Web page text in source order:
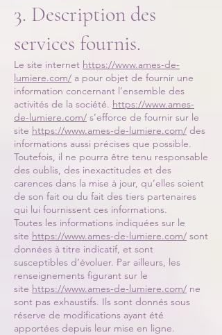
3. Description des
services fournis.
Le site internet https://www.ames-de-
lumiere.com/ a pour objet de fournir une
information concernant l’ensemble des
activités de la société. https://www.ames-
de-lumiere.com/ s’efforce de fournir sur le
site https://www.ames-de-lumiere.com/ des
informations aussi précises que possible.
Toutefois, il ne pourra être tenu responsable
des oublis, des inexactitudes et des
carences dans la mise à jour, qu’elles soient
de son fait ou du fait des tiers partenaires
qui lui fournissent ces informations.
Toutes les informations indiquées sur le
site https://www.ames-de-lumiere.com/ sont
données à titre indicatif, et sont
susceptibles d’évoluer. Par ailleurs, les
renseignements figurant sur le
site https://www.ames-de-lumiere.com/ ne
sont pas exhaustifs. Ils sont donnés sous
réserve de modifications ayant été
apportées depuis leur mise en ligne.